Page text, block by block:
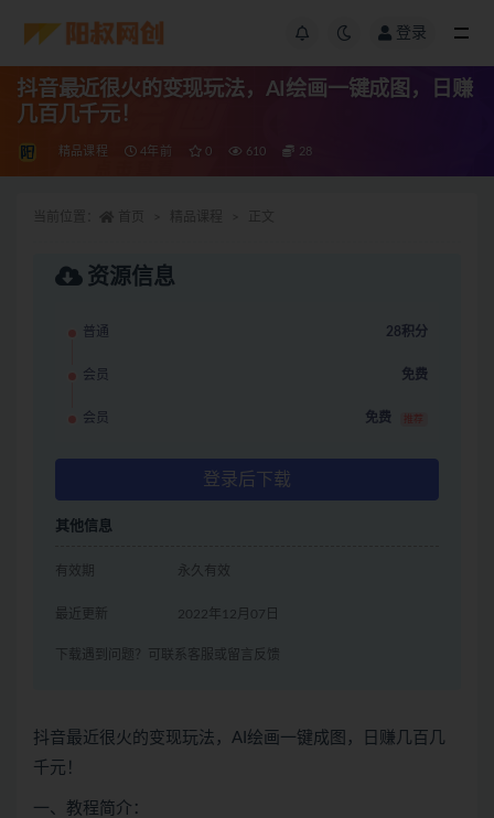
登录
抖音最近很火的变现玩法，AI绘画一键成图，日赚
几百几千元！
精品课程 4年前 0 610 28
资源信息
普通 28积分
会员 免费
会员 免费 推荐
登录后下载
其他信息
有效期 永久有效
最近更新 2022年12月07日
下载遇到问题？可联系客服或留言反馈
抖音最近很火的变现玩法，AI绘画一键成图，日赚几百几
千元！
一、教程简介：